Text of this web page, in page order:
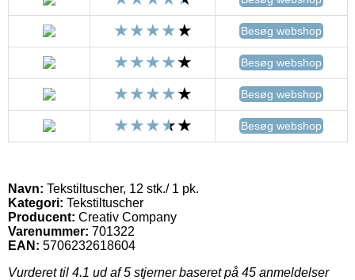
Besøg webshop
Besøg webshop
Besøg webshop
Besøg webshop
Navn: Tekstiltuscher, 12 stk./ 1 pk.
Kategori: Tekstiltuscher
Producent: Creativ Company
Varenummer: 701322
EAN: 5706232618604
Vurderet til 4.1 ud af 5 stjerner baseret på 45 anmeldelser